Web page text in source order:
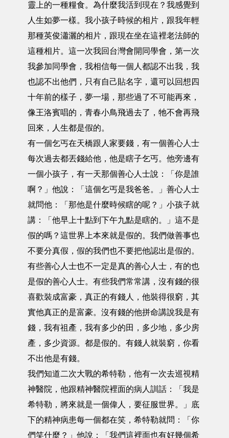
靈上的一種糧食。為什麼我活到現在？我感覺到
人生如夢一樣。我小孩子時候的相片，跟我年輕
那種英俊瀟灑的相片，跟現在坐在這裡老法師的
這種相片。這一次我回台灣會開同學會，第一次
我參加同學會，我相信每一個人都認不出我，我
也認不出他們，只有自己貼名字，還可以回想四
十年前的樣子，夢一場，那些過了不可能再來，
像王洛賓唱的，青春小鳥飛過去了，牠不會再飛
回來，人生都是假的。
有一個乞丐在天橋跟人家要錢，有一個善心人士
每次過去都丟錢給他，他是瞎子乞丐。他旁邊有
一個小孩子，有一天那個善心人士說：「你是誰
啊？」他說：「這個乞丐是我爸爸。」善心人士
就問他：「那他是什麼時候瞎的呢？」小孩子就
講：「他早上十點到下午九點是瞎的。」這不是
假的嗎？這世界上本來就是假的。我們做善事也
不要分真假，假的我們也不要把他認出是假的。
有些善心人士也不一定是真的善心人士，有的也
是假的善心人士。有些我們常常講，沒有錢的很
喜歡裝成富豪，真正的有錢人，他裝得很窮，其
實他真正的是富豪。沒有錢的他拼命講說我是有
錢，我有祖產，我有多少的田，多少地，多少房
產，多少資源。都是假的。有錢人就裝窮，你看
不出他是有錢。
我們知道二次大戰的希特勒，他有一次去巡視精
神醫院，他跟精神醫院裡面的病人訓話：「我是
希特勒，將來就是一個偉人，要征服世界。」底
下的精神病患每一個都在笑，希特勒就問：「你
們笑什麼？」他說：「我們這裡面也有好幾個希